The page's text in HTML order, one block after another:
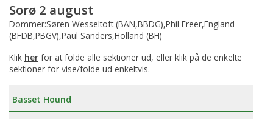
Sorø 2 august
Dommer:Søren Wesseltoft (BAN,BBDG),Phil Freer,England
(BFDB,PBGV),Paul Sanders,Holland (BH)
Klik her for at folde alle sektioner ud, eller klik på de enkelte
sektioner for vise/folde ud enkeltvis.
Basset Hound